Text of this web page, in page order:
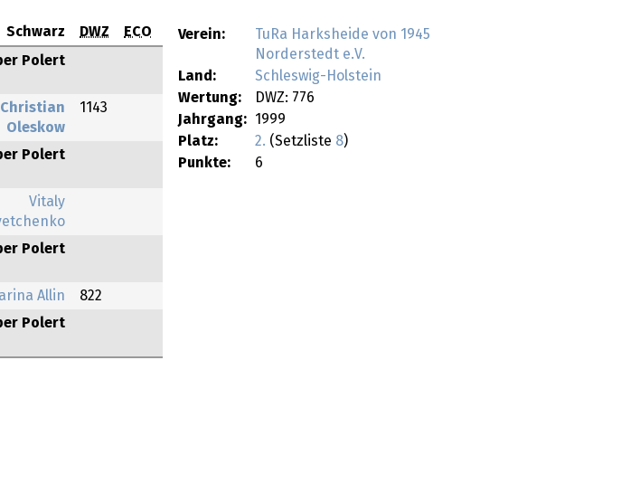
Verein:
TuRa Harksheide von 1945
Norderstedt e.V.
Land:
Schleswig-Holstein
Wertung:
DWZ: 776
Jahrgang:
1999
Platz:
2. (Setzliste 8)
Punkte:
6
Schwarz DWZ
ECO
Polert
Christian
Oleskow
1143
Polert
Vitaly
Polert
Allin
822
Polert